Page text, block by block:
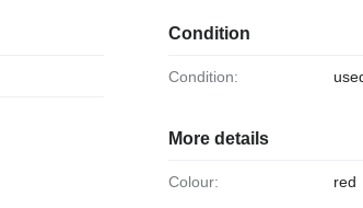
Condition
Condition:
More details
Colour: red